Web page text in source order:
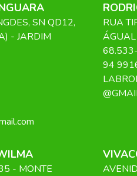
SN QD12,
- JARDIM
RUA
94
- MONTE